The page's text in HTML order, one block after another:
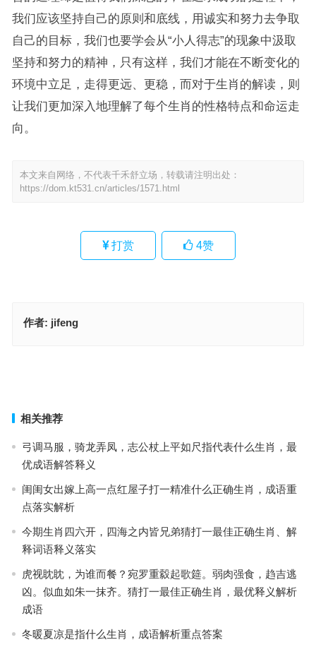
我们应该坚持自己的原则和底线，用诚实和努力去争取
自己的目标，我们也要学会从“小人得志”的现象中汲取
坚持和努力的精神，只有这样，我们才能在不断变化的
环境中立足，走得更远、更稳，而对于生肖的解读，则
让我们更加深入地理解了每个生肖的性格特点和命运走
向。
本文来自网络，不代表千禾舒立场，转载请注明出处：
https://dom.kt531.cn/articles/1571.html
打赏 4赞
作者: jifeng
相关推荐
弓调马服，骑龙弄凤，志公杖上平如尺指代表什么生肖，最
优成语解答释义
闺闺女出嫁上高一点红屋子打一精准什么正确生肖，成语重
点落实解析
今期生肖四六开，四海之内皆兄弟猜打一最佳正确生肖、解
释词语释义落实
虎视眈眈，为谁而餐？宛罗重縠起歌筵。弱肉强食，趋吉逃
凶。似血如朱一抹齐。猜打一最佳正确生肖，最优释义解析
成语
冬暖夏凉是指什么生肖，成语解析重点答案